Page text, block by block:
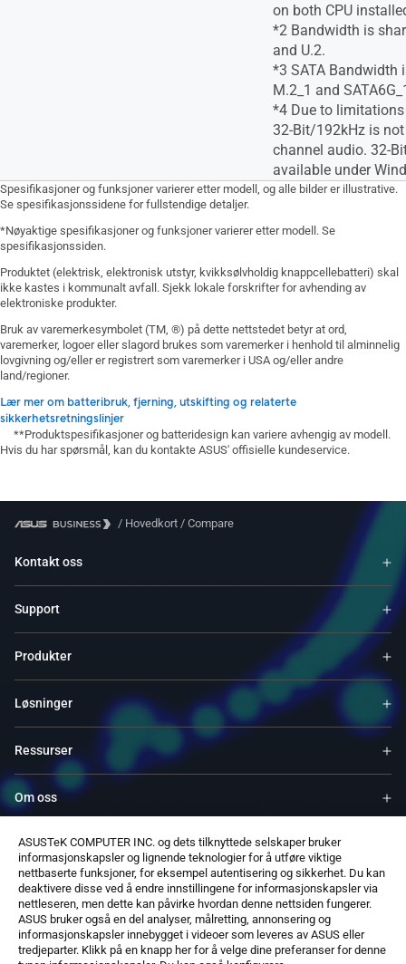
ASUSTeK COMPUTER INC. og dets tilknyttede selskaper bruker
informasjonskapsler og lignende teknologier for å utføre viktige
nettbaserte funksjoner, for eksempel autentisering og sikkerhet. Du kan
deaktivere disse ved å endre innstillingene for informasjonskapsler via
nettleseren, men dette kan påvirke hvordan denne nettsiden fungerer.
ASUS bruker også en del analyser, målretting, annonsering og
informasjonskapsler innebygget i videoer som leveres av ASUS eller
tredjeparter. Klikk på en knapp her for å velge dine preferanser for denne
on both CPU
*2 Bandwidth is
and U.2.
*3 SATA Bandwidth
M.2_1 and
*4 Due to
32-Bit/192kHz is
channel audio. 32-
available under
Spesifikasjoner og funksjoner varierer etter modell, og alle bilder er illustrative.
Se spesifikasjonssidene for fullstendige detaljer.
*Nøyaktige spesifikasjoner og funksjoner varierer etter modell. Se
spesifikasjonssiden.
Produktet (elektrisk, elektronisk utstyr, kvikksølvholdig knappcellebatteri) skal
ikke kastes i kommunalt avfall. Sjekk lokale forskrifter for avhending av
elektroniske produkter.
Bruk av varemerkesymbolet (TM, ®) på dette nettstedet betyr at ord,
varemerker, logoer eller slagord brukes som varemerker i henhold til alminnelig
lovgivning og/eller er registrert som varemerker i USA og/eller andre
land/regioner.
Lær mer om batteribruk, fjerning, utskifting og relaterte
sikkerhetsretningslinjer
**Produktspesifikasjoner og batteridesign kan variere avhengig av modell.
Hvis du har spørsmål, kan du kontakte ASUS' offisielle kundeservice.
/ Hovedkort / Compare
Kontakt oss
Support
Produkter
Løsninger
Ressurser
Om oss
Service og programmer
Støtter
Programvare